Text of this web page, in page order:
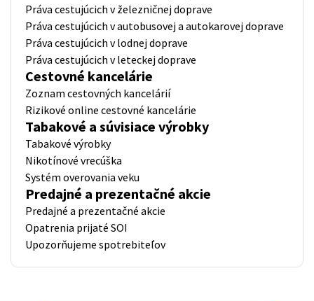
Práva cestujúcich v železničnej doprave
Práva cestujúcich v autobusovej a autokarovej doprave
Práva cestujúcich v lodnej doprave
Práva cestujúcich v leteckej doprave
Cestovné kancelárie
Zoznam cestovných kancelárií
Rizikové online cestovné kancelárie
Tabakové a súvisiace výrobky
Tabakové výrobky
Nikotínové vrecúška
Systém overovania veku
Predajné a prezentačné akcie
Predajné a prezentačné akcie
Opatrenia prijaté SOI
Upozorňujeme spotrebiteľov